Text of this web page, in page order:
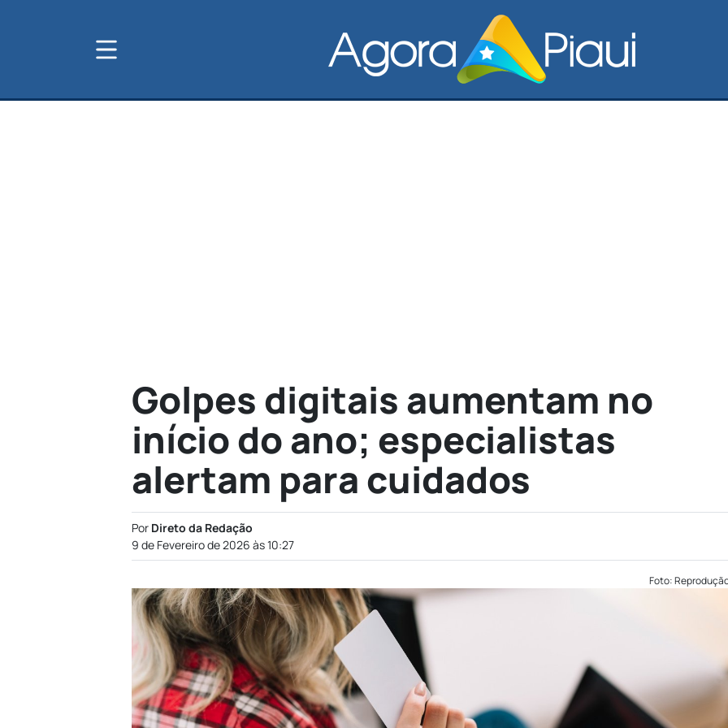
Golpes digitais aumentam no
início do ano; especialistas
alertam para cuidados
Por Direto da Redação
9 de Fevereiro de 2026 às 10:27
Foto: